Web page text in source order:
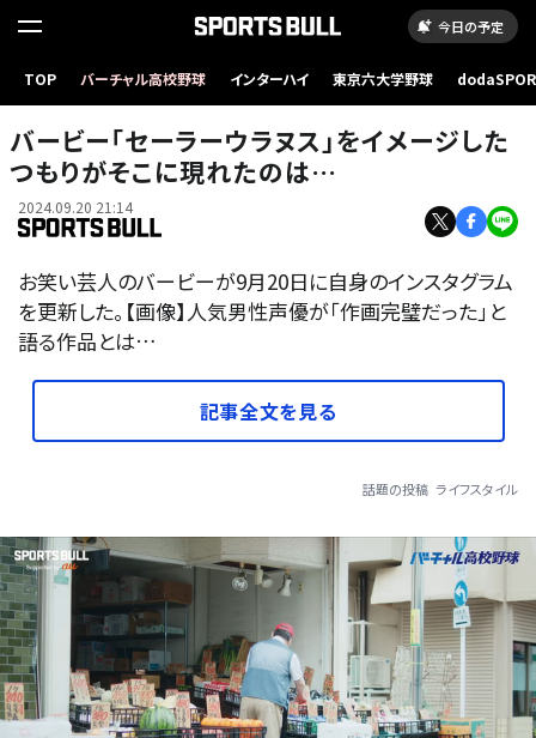
今日の予定
TOP バーチャル高校野球 インターハイ 東京六大学野球
バービー「セーラーウラヌス」をイメージした
つもりがそこに現れたのは…
2024.09.20 21:14
お笑い芸人のバービーが9月20日に自身のインスタグラム
を更新した。【画像】人気男性声優が「作画完璧だった」と
語る作品とは…
記事全文を見る
話題の投稿 ライフスタイル